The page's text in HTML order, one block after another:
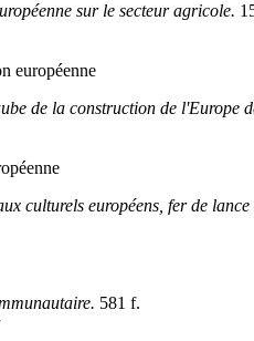
sur le secteur agricole.
européenne
de la construction de l'Europe
culturels européens, fer de
581 f.